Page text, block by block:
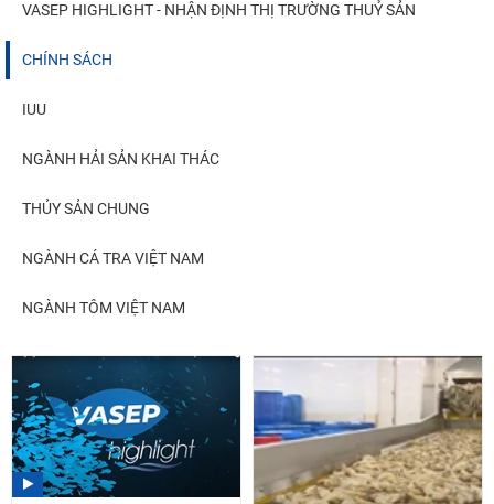
VASEP HIGHLIGHT - NHẬN ĐỊNH THỊ TRƯỜNG THUỶ SẢN
CHÍNH SÁCH
IUU
NGÀNH HẢI SẢN KHAI THÁC
THỦY SẢN CHUNG
NGÀNH CÁ TRA VIỆT NAM
NGÀNH TÔM VIỆT NAM